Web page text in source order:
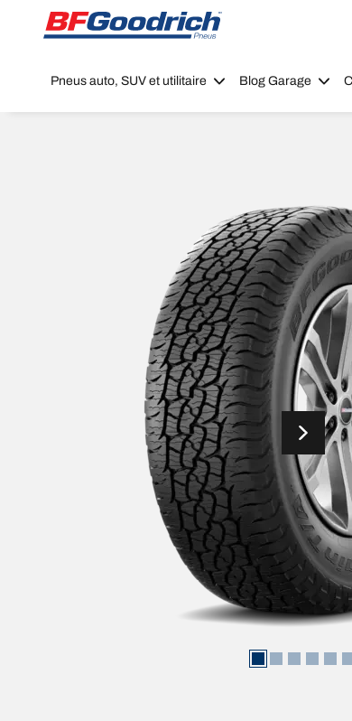
Go to page content
Go to page navigation
Pneus auto, SUV et utilitaire Blog Garage